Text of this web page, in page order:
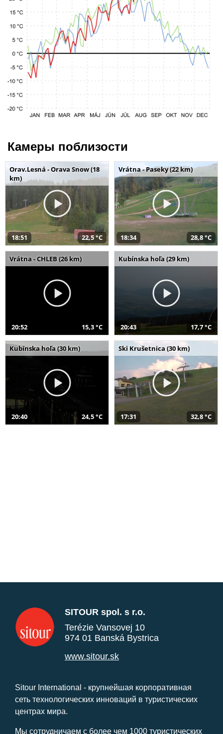
Камеры поблизости
Orav.Lesná - Orava Snow (18
km)
18:51 22,5 °C
Vrátna - Paseky (22 km)
18:34 28,8 °C
Vrátna - CHLEB (26 km)
20:52 15,3 °C
Kubínska hoľa (29 km)
20:43 17,7 °C
Kubínska hoľa (30 km)
20:40 24,5 °C
Ski Krušetnica (30 km)
17:31 32,8 °C
SITOUR spol. s r.o.
Terézie Vansovej 10
974 01 Banská Bystrica
www.sitour.sk
Sitour International - крупнейшая корпоративная
сеть технологических инноваций в туристических
центрах мира.
Мы сотрудничаем с более чем 1000 туристических